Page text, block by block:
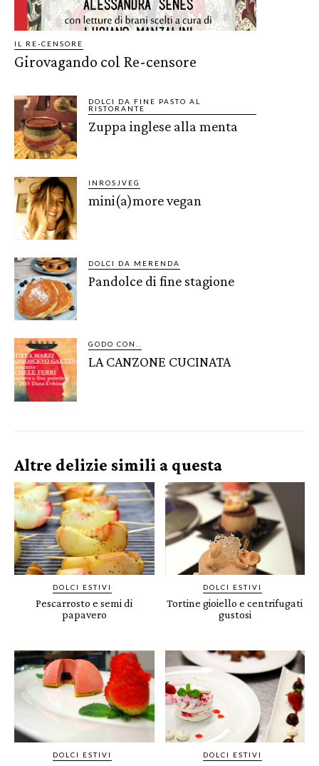
IL RE-CENSORE
Girovagando col Re-censore
DOLCI DA FINE PASTO AL
RISTORANTE
Zuppa inglese alla menta
INROSJVEG
mini(a)more vegan
DOLCI DA MERENDA
Pandolce di fine stagione
GODO CON..
LA CANZONE CUCINATA
Altre delizie simili a questa
DOLCI ESTIVI
Pescarrosto e semi di
papavero
DOLCI ESTIVI
Tortine gioiello e centrifugati
gustosi
DOLCI ESTIVI DOLCI ESTIVI